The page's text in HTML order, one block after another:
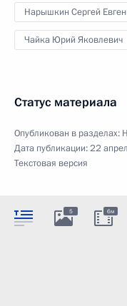
Нарышкин Сергей
Чайка Юрий Яковлевич
Статус материала
Опубликован в разделах:
Дата публикации:22
Текстовая версия
5 6м